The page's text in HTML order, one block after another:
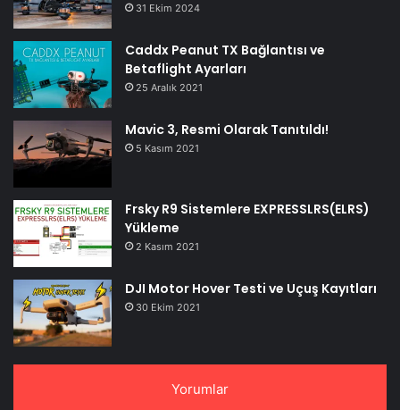
31 Ekim 2024
Caddx Peanut TX Bağlantısı ve
Betaflight Ayarları
25 Aralık 2021
Mavic 3, Resmi Olarak Tanıtıldı!
5 Kasım 2021
Frsky R9 Sistemlere EXPRESSLRS(ELRS)
Yükleme
2 Kasım 2021
DJI Motor Hover Testi ve Uçuş Kayıtları
30 Ekim 2021
Yorumlar